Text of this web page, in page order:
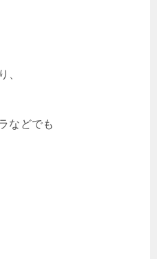
、
などでも